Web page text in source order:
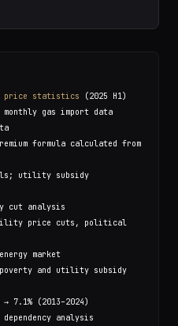
price statistics (2025 H1)
gas import data
formula calculated from
utility subsidy
cut analysis
price cuts, political
market
and utility subsidy
7.1% (2013–2024)
analysis